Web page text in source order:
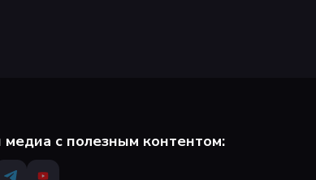
с полезным контентом: